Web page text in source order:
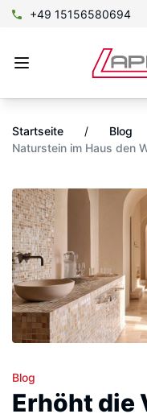
+49 15156580694
Startseite / Blog
Naturstein im Haus den
Blog
Erhöht die